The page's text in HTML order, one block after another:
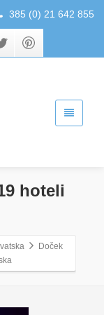
385 (0) 21 642 855
hoteli
Doček